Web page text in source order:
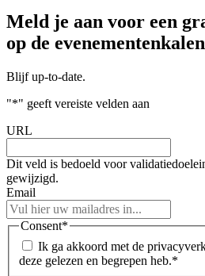
Meld je aan voor een
op de
Blijf up-to-date.
"*" geeft vereiste velden aan
URL
Dit veld is bedoeld voor
gewijzigd.
Email
Consent*
Ik ga akkoord met de
deze gelezen en begrepen heb.*